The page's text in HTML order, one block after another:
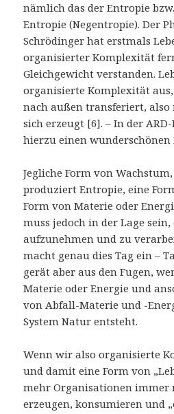
nämlich das der Entropie
Entropie (Negentropie). Der
Schrödinger hat erstmals
organisierter Komplexität
Gleichgewicht verstanden.
organisierte Komplexität
nach außen transferiert,
sich erzeugt [6]. – In der
hierzu einen
Jegliche Form von
produziert Entropie, eine
Form von Materie oder
muss jedoch in der Lage sein,
aufzunehmen und zu
macht genau dies Tag ein –
gerät aber aus den Fugen,
Materie oder Energie und
von Abfall-Materie und -
System Natur entsteht.
Wenn wir also organisierte
und damit eine Form von
mehr Organisationen immer
erzeugen, konsumieren und